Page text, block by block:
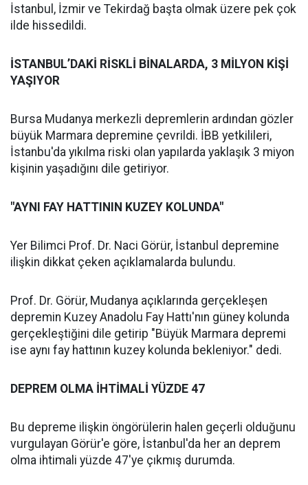
İstanbul, İzmir ve Tekirdağ başta olmak üzere pek çok
ilde hissedildi.
İSTANBUL’DAKİ RİSKLİ BİNALARDA, 3 MİLYON KİŞİ
YAŞIYOR
Bursa Mudanya merkezli depremlerin ardından gözler
büyük Marmara depremine çevrildi. İBB yetkilileri,
İstanbu'da yıkılma riski olan yapılarda yaklaşık 3 miyon
kişinin yaşadığını dile getiriyor.
"AYNI FAY HATTININ KUZEY KOLUNDA"
Yer Bilimci Prof. Dr. Naci Görür, İstanbul depremine
ilişkin dikkat çeken açıklamalarda bulundu.
Prof. Dr. Görür, Mudanya açıklarında gerçekleşen
depremin Kuzey Anadolu Fay Hattı'nın güney kolunda
gerçekleştiğini dile getirip "Büyük Marmara depremi
ise aynı fay hattının kuzey kolunda bekleniyor." dedi.
DEPREM OLMA İHTİMALİ YÜZDE 47
Bu depreme ilişkin öngörülerin halen geçerli olduğunu
vurgulayan Görür'e göre, İstanbul'da her an deprem
olma ihtimali yüzde 47'ye çıkmış durumda.